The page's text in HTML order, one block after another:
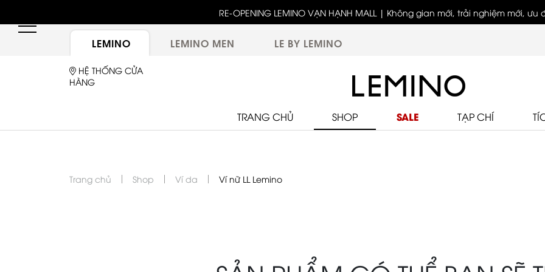
túi LEMINO với logo Double L mới sau một thập kỷ
RE-OPENING LEMINO VẠN HẠNH MALL | Không gian mới, trải nghiệm mới, ưu
biệt
LEMINO LEMINO MEN LE BY LEMINO
HỆ THỐNG CỬA
HÀNG
TRANG CHỦ SHOP SALE TẠP CHÍ
Trang chủ Shop Ví da Ví nữ LL Lemino